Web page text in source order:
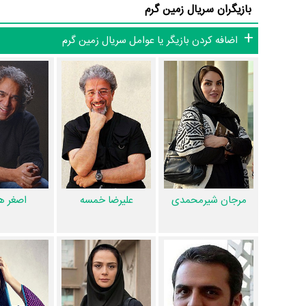
فعالیت 19ام بازیگران این اثر است. براساس امتیاز مردم سریال زمین گرم یکی از 4 اثر شاخص
فعال.
همچنینسعید نعمت‌الله کارگردان زمین گرم اولین همکاری خود
دنیا مدنی،علیرضا آرا شیوا ابراهیمی ندا عقیقی،
برای اولین‌مرتبه در زمین گرم رخ داده است. مانند:
مرجان
ابراهیمی
مارال فرجادو صادق برقعی.
می‌رسد.
اگر از تصویربرداری سریال زمین گرم خوشتان آمده و یا دوستش
گرم به‌گوشتان نشسته و یا از آن ناراضی هستید، شما را با
بازیگران سریال زمین گرم
اضافه کردن بازیگر یا عوامل سریال زمین گرم
مرجان شیرمحمدی علیرضا خمسه